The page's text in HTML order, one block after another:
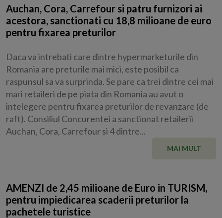
Auchan, Cora, Carrefour si patru furnizori ai
acestora, sanctionati cu 18,8 milioane de euro
pentru fixarea preturilor
Daca va intrebati care dintre hypermarketurile din
Romania are preturile mai mici, este posibil ca
raspunsul sa va surprinda. Se pare ca trei dintre cei mai
mari retaileri de pe piata din Romania au avut o
intelegere pentru fixarea preturilor de revanzare (de
raft). Consiliul Concurentei a sanctionat retailerii
Auchan, Cora, Carrefour si 4 dintre...
MAI MULT
AMENZI de 2,45 milioane de Euro in TURISM,
pentru impiedicarea scaderii preturilor la
pachetele turistice